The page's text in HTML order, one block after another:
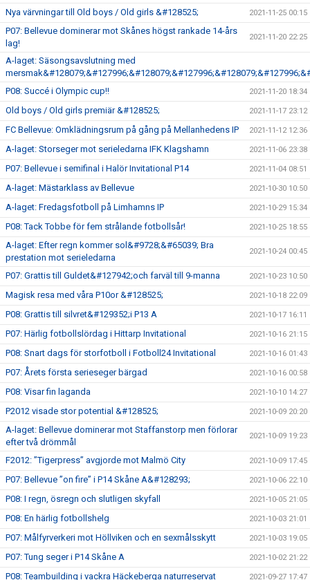
Nya värvningar till Old boys / Old girls &#128525; 2021-11-25 00:15
P07: Bellevue dominerar mot Skånes högst rankade 14-års
lag!
2021-11-20 22:25
A-laget: Säsongsavslutning med
P08: Succé i Olympic cup!!
2021-11-20 18:34
Old boys / Old girls premiär &#128525; 2021-11-17 23:12
FC Bellevue: Omklädningsrum på gång på Mellanhedens IP 2021-11-12 12:36
A-laget: Storseger mot serieledarna IFK Klagshamn 2021-11-06 23:38
P07: Bellevue i semifinal i Halör Invitational P14 2021-11-04 08:51
A-laget: Mästarklass av Bellevue 2021-10-30 10:50
A-laget: Fredagsfotboll på Limhamns IP 2021-10-29 15:34
P08: Tack Tobbe för fem strålande fotbollsår! 2021-10-25 18:55
A-laget: Efter regn kommer sol&#9728;&#65039; Bra
prestation mot serieledarna
2021-10-24 00:45
P07: Grattis till Guldet&#127942;och farväl till 9-manna 2021-10-23 10:50
Magisk resa med våra P10or &#128525; 2021-10-18 22:09
P08: Grattis till silvret&#129352;i P13 A 2021-10-17 16:11
P07: Härlig fotbollslördag i Hittarp Invitational 2021-10-16 21:15
P08: Snart dags för storfotboll i Fotboll24 Invitational 2021-10-16 01:43
P07: Årets första serieseger bärgad 2021-10-16 00:58
P08: Visar fin laganda 2021-10-10 14:27
P2012 visade stor potential &#128525; 2021-10-09 20:20
A-laget: Bellevue dominerar mot Staffanstorp men förlorar
efter två drömmål
2021-10-09 19:23
F2012: ”Tigerpress” avgjorde mot Malmö City 2021-10-09 17:45
P07: Bellevue ”on fire” i P14 Skåne A&#128293; 2021-10-06 22:10
P08: I regn, ösregn och slutligen skyfall 2021-10-05 21:05
P08: En härlig fotbollshelg 2021-10-03 21:01
P07: Målfyrverkeri mot Höllviken och en sexmålsskytt 2021-10-03 19:05
P07: Tung seger i P14 Skåne A 2021-10-02 21:22
P08: Teambuilding i vackra Häckeberga naturreservat 2021-09-27 17:47